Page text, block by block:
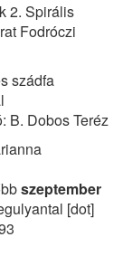
2. Spirális
Fodróczi
szádfa
B. Dobos Teréz
szeptember
[dot]